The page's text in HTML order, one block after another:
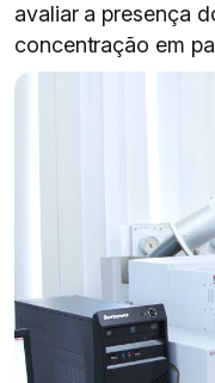
avaliar a presença
concentração em